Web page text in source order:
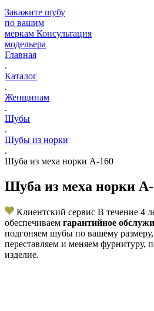
Закажите шубу
по вашим
меркам Консультация
модельера
Главная
.
Каталог
.
Женщинам
.
Шубы
.
Шубы из норки
.
Шуба из меха норки А-160
Шуба из меха норки А-
Клиентский сервис В течение 4
обеспечиваем гарантийное
подгоняем шубы по вашему размеру,
переставляем и меняем фурнитуру,
изделие.